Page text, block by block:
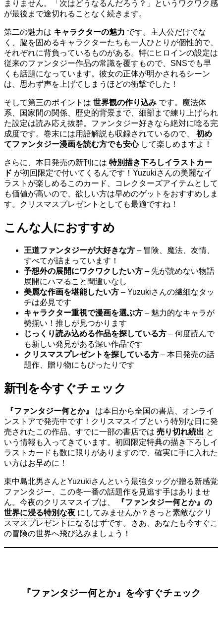
まりません。「次はどうなるんだろう？」というワクワク感
が最後まで途切れることなく続きます。
第二の魅力は キャラクターの魅力 です。主人公だけでな
く、脇を固めるキャラクターたちも一人ひとりが個性的で、
それぞれに背負っているものがある。特にヒロインの設定は
従来のファンタジー作品の常識を覆すもので、SNSでも早
くも話題になっています。彼女の正体が明かされるシーン
は、思わず声を上げてしまうほどの衝撃でした！
そして第三のポイントは 世界観の作り込み です。魔法体
系、国家間の関係、歴史的背景まで、細部まで練り上げられ
た設定は読み応え抜群。ファンタジー好きなら絶対に唸る完
成度です。巻末には用語解説も収録されているので、
初め
てファンタジー漫画を読む方でも安心 して楽しめますよ！
さらに、本日発売の新刊には 特別描き下ろしイラストカー
ド が初回限定で付いてくるんです！Yuzukiさんの美麗なイ
ラストが楽しめるこのカード、コレクターズアイテムとして
も価値が高いので、欲しい方は早めのゲットをおすすめしま
す。クリスマスプレゼントとしても最適ですね！
こんな人におすすめ
王道ファンタジーが大好きな方 – 冒険、魔法、友情、
すべてが詰まっています！
予想外の展開にワクワクしたい方 – 先が読めない物語
展開にハマること間違いなし
美麗な作画を堪能したい方 – Yuzukiさんの繊細なタッ
チは必見です
キャラクター重視で漫画を選ぶ方 – 魅力的なキャラが
勢揃い！推しが見つかります
じっくり読み込める作品を探している方 – 何度読んで
も新しい発見がある深い作品です
クリスマスプレゼントを探している方 – 本日発売の話
題作、贈り物にもぴったりです
新刊を今すぐチェック
『ファンタジー何とか』
は本日から全国の書店、オンライ
ンストアで発売中です！クリスマスイブという特別な日に発
売されたこの作品、すでに一部の書店では 売り切れ続出 と
いう情報も入ってきています。初回限定特典の描き下ろしイ
ラストカードも数に限りがありますので、確実に手に入れた
い方はお早めに！
東中島北男さんとYuzukiさんという最強タッグが贈る新感覚
ファンタジー、この冬一番の話題作を見逃す手はありませ
ん。今夜のクリスマスイブは、
『ファンタジー何とか』の
世界に浸る特別な夜 にしてみませんか？きっと素敵なクリ
スマスプレゼントになるはずです。さあ、あなたも今すぐこ
の冒険の世界へ飛び込みましょう！
『ファンタジー何とか』を今すぐチェック